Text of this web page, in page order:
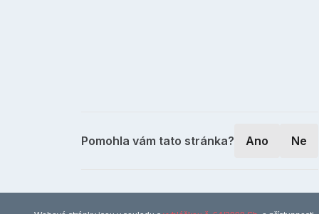
Pomohla vám tato stránka? Ano Ne